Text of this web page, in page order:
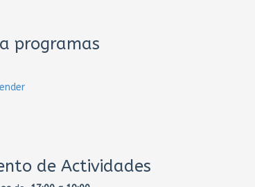
programas
de Actividades